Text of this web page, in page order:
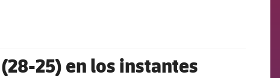
25) en los instantes